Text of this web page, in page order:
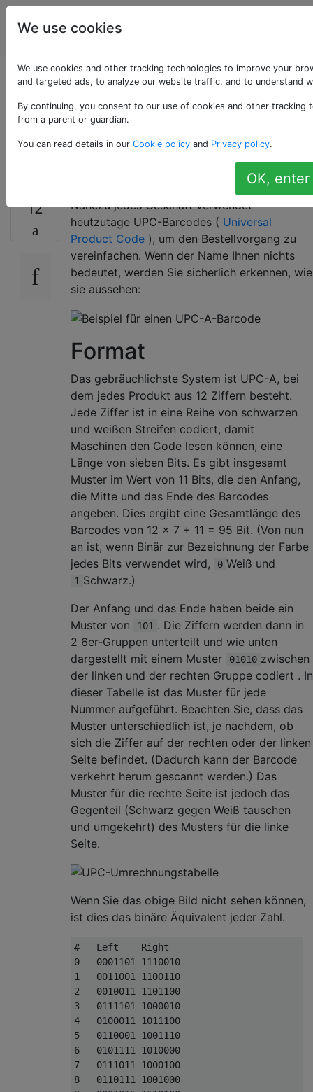
Programmierrätsel
& Code Golf
Barcodegolf:
Generiere den UPC
einer Zahl
12
Nahezu jedes Geschäft verwendet
heutzutage UPC-Barcodes ( Universal
Product Code ), um den Bestellvorgang zu
vereinfachen. Wenn der Name Ihnen nichts
bedeutet, werden Sie sicherlich erkennen, wie
sie aussehen:
Format
Das gebräuchlichste System ist UPC-A, bei
dem jedes Produkt aus 12 Ziffern besteht.
Jede Ziffer ist in eine Reihe von schwarzen
und weißen Streifen codiert, damit
Maschinen den Code lesen können, eine
Länge von sieben Bits. Es gibt insgesamt
Muster im Wert von 11 Bits, die den Anfang,
die Mitte und das Ende des Barcodes
angeben. Dies ergibt eine Gesamtlänge des
Barcodes von 12 × 7 + 11 = 95 Bit. (Von nun
an ist, wenn Binär zur Bezeichnung der Farbe
jedes Bits verwendet wird,
0 Weiß und
1 Schwarz.)
Der Anfang und das Ende haben beide ein
Muster von
101 . Die Ziffern werden dann in
2 6er-Gruppen unterteilt und wie unten
dargestellt mit einem Muster
01010 zwischen
der linken und der rechten Gruppe codiert . In
dieser Tabelle ist das Muster für jede
Nummer aufgeführt. Beachten Sie, dass das
Muster unterschiedlich ist, je nachdem, ob
sich die Ziffer auf der rechten oder der linken
Seite befindet. (Dadurch kann der Barcode
verkehrt herum gescannt werden.) Das
Muster für die rechte Seite ist jedoch das
Gegenteil (Schwarz gegen Weiß tauschen
und umgekehrt) des Musters für die linke
Seite.
Wenn Sie das obige Bild nicht sehen können,
ist dies das binäre Äquivalent jeder Zahl.
#   Left    Right
0   0001101 1110010
1   0011001 1100110
2   0010011 1101100
3   0111101 1000010
4   0100011 1011100
5   0110001 1001110
6   0101111 1010000
7   0111011 1000100
8   0110111 1001000
We use cookies
We use cookies and other tracking technologies to improve your
and targeted ads, to analyze our website traffic, and to understand
By continuing, you consent to our use of cookies and other
from a parent or guardian.
You can read details in our Cookie policy and Privacy policy.
OK,